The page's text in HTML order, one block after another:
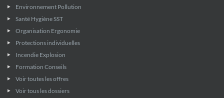
Environnement Pollution
Santé Hygiène SST
Organisation Ergonomie
Protections individuelles
Incendie Explosion
Formation Conseils
Voir toutes les offres
Voir tous les dossiers